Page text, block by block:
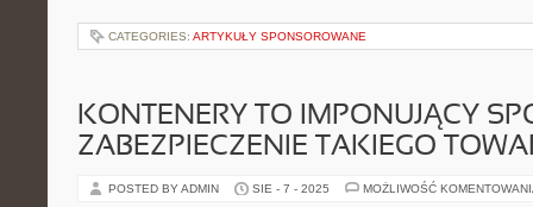
CATEGORIES: ARTYKUŁY SPONSOROWANE
KONTENERY TO IMPONUJĄCY
ZABEZPIECZENIE TAKIEGO
POSTED BY ADMIN SIE - 7 - 2025 MOŻLIWOŚĆ